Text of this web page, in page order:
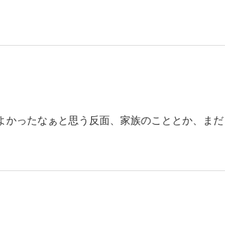
ったなぁと思う反面、家族のこととか、ま